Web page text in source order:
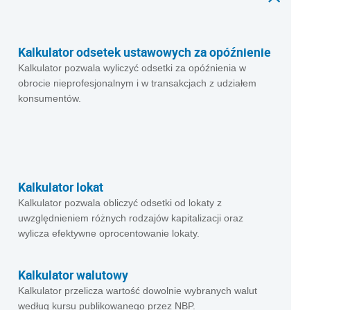
Kalkulator odsetek ustawowych za opóźnienie
Kalkulator pozwala wyliczyć odsetki za opóźnienia w
obrocie nieprofesjonalnym i w transakcjach z udziałem
konsumentów.
Kalkulator lokat
Kalkulator pozwala obliczyć odsetki od lokaty z
uwzględnieniem różnych rodzajów kapitalizacji oraz
wylicza efektywne oprocentowanie lokaty.
Kalkulator walutowy
Kalkulator przelicza wartość dowolnie wybranych walut
według kursu publikowanego przez NBP.